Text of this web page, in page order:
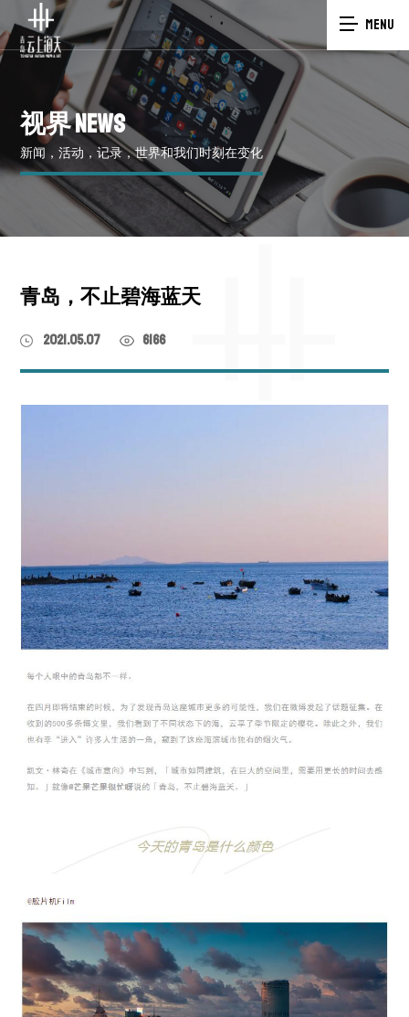
MENU
视界NEWS
新闻，活动，记录，世界和我们时刻在变化
青岛，不止碧海蓝天
2021.05.07 6166